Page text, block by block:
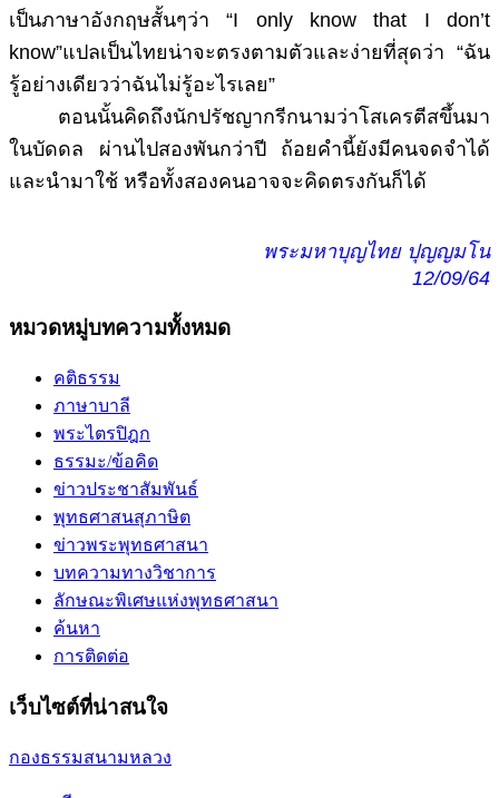
เป็นภาษาอังกฤษสั้นๆว่า “I only know that I don’t
know”แปลเป็นไทยน่าจะตรงตามตัวและง่ายที่สุดว่า “ฉัน
รู้อย่างเดียวว่าฉันไม่รู้อะไรเลย”
ตอนนั้นคิดถึงนักปรัชญากรีกนามว่าโสเครตีสขึ้นมา
ในบัดดล ผ่านไปสองพันกว่าปี ถ้อยคำนี้ยังมีคนจดจำได้
และนำมาใช้ หรือทั้งสองคนอาจจะคิดตรงกันก็ได้
พระมหาบุญไทย ปุญญมโน
12/09/64
หมวดหมู่บทความทั้งหมด
คติธรรม
ภาษาบาลี
พระไตรปิฎก
ธรรมะ/ข้อคิด
ข่าวประชาสัมพันธ์
พุทธศาสนสุภาษิต
ข่าวพระพุทธศาสนา
บทความทางวิชาการ
ลักษณะพิเศษแห่งพุทธศาสนา
ค้นหา
การติดต่อ
เว็บไซต์ที่น่าสนใจ
กองธรรมสนามหลวง